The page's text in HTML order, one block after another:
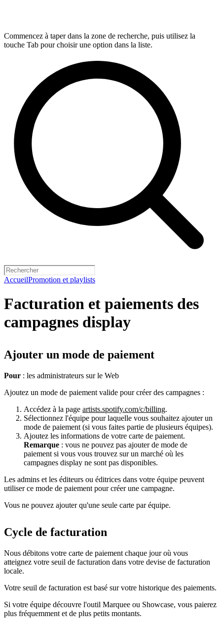
Commencez à taper dans la zone de recherche, puis utilisez la
touche Tab pour choisir une option dans la liste.
AccueilPromotion et playlists
Facturation et paiements des
campagnes display
Ajouter un mode de paiement
Pour : les administrateurs sur le Web
Ajoutez un mode de paiement valide pour créer des campagnes :
Accédez à la page artists.spotify.com/c/billing.
Sélectionnez l'équipe pour laquelle vous souhaitez ajouter un
mode de paiement (si vous faites partie de plusieurs équipes).
Ajoutez les informations de votre carte de paiement.
Remarque : vous ne pouvez pas ajouter de mode de
paiement si vous vous trouvez sur un marché où les
campagnes display ne sont pas disponibles.
Les admins et les éditeurs ou éditrices dans votre équipe peuvent
utiliser ce mode de paiement pour créer une campagne.
Vous ne pouvez ajouter qu'une seule carte par équipe.
Cycle de facturation
Nous débitons votre carte de paiement chaque jour où vous
atteignez votre seuil de facturation dans votre devise de facturation
locale.
Votre seuil de facturation est basé sur votre historique des paiements.
Si votre équipe découvre l'outil Marquee ou Showcase, vous paierez
plus fréquemment et de plus petits montants.